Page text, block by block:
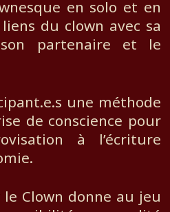
en solo et en
du clown avec sa
partenaire et le
une méthode
de conscience pour
à l’écriture
Clown donne au jeu